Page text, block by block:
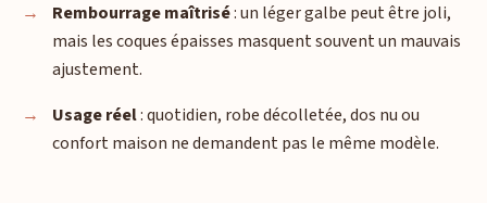
Rembourrage maîtrisé: un léger galbe peut être joli,
mais les coques épaisses masquent souvent un mauvais
ajustement.
Usage réel: quotidien, robe décolletée, dos nu ou
confort maison ne demandent pas le même modèle.